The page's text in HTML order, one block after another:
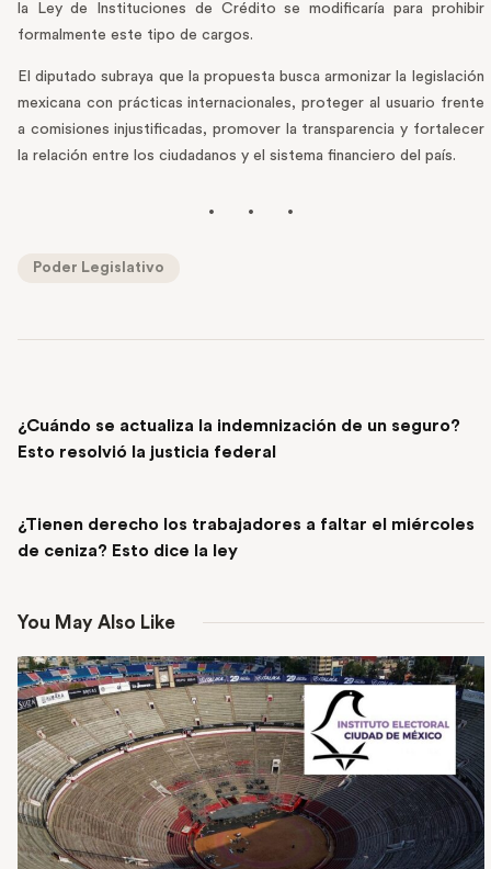
la Ley de Instituciones de Crédito se modificaría para prohibir
formalmente este tipo de cargos.
El diputado subraya que la propuesta busca armonizar la legislación
mexicana con prácticas internacionales, proteger al usuario frente
a comisiones injustificadas, promover la transparencia y fortalecer
la relación entre los ciudadanos y el sistema financiero del país.
Poder Legislativo
¿Cuándo se actualiza la indemnización de un seguro?
Esto resolvió la justicia federal
¿Tienen derecho los trabajadores a faltar el miércoles
de ceniza? Esto dice la ley
You May Also Like